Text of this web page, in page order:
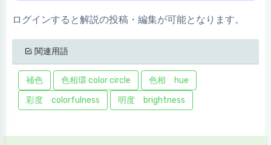
ログインすると解説の投稿・編集が可能となります。
関連用語
補色 色相環 color circle
色相 hue
彩度 colorfulness
明度 brightness